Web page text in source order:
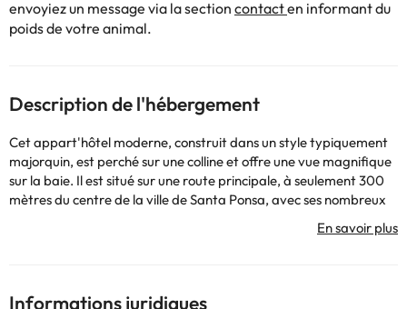
envoyiez un message via la section contacten informant du
poids de votre animal.
Description de l'hébergement
Cet appart'hôtel moderne, construit dans un style typiquement
majorquin, est perché sur une colline et offre une vue magnifique
sur la baie. Il est situé sur une route principale, à seulement 300
mètres du centre de la ville de Santa Ponsa, avec ses nombreux
magasins, boutiques, bars, restaurants et discothèques. L'hôtel
se trouve à environ 900 m de la mer et de la plage de sable fin.
à environ 5 km. Cet aparthotel a été entièrement rénové et offre
Informations juridiques